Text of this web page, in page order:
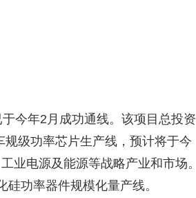
今年2月成功通线。该项目总投资
级功率芯片生产线，预计将于今
业电源及能源等战略产业和市场。
功率器件规模化量产线。